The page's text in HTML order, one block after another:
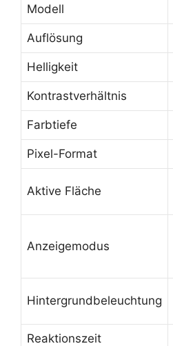
Modell
Auflösung
Helligkeit
Kontrastverhältnis
Farbtiefe
Pixel-Format
Aktive Fläche
Anzeigemodus
Hintergrundbeleuchtung
Reaktionszeit